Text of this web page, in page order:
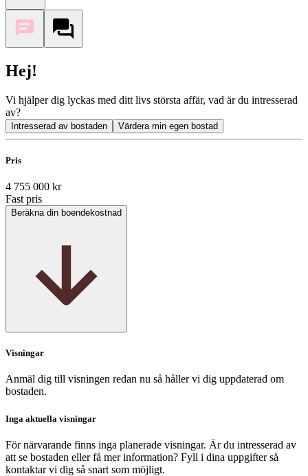
Hej!
Vi hjälper dig lyckas med ditt livs största affär, vad är du intresserad
av?
Intresserad av bostaden Värdera min egen bostad
Pris
4 755 000 kr
Fast pris
Beräkna din boendekostnad
Visningar
Anmäl dig till visningen redan nu så håller vi dig uppdaterad om
bostaden.
Inga aktuella visningar
För närvarande finns inga planerade visningar. Är du intresserad av
att se bostaden eller få mer information? Fyll i dina uppgifter så
kontaktar vi dig så snart som möjligt.